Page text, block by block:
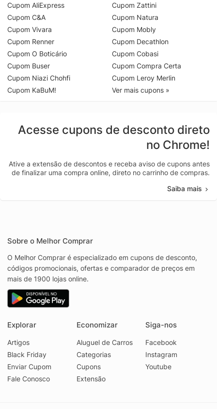
Cupom AliExpress
Cupom C&A
Cupom Vivara
Cupom Renner
Cupom O Boticário
Cupom Buser
Cupom Niazi Chohfi
Cupom KaBuM!
Cupom Zattini
Cupom Natura
Cupom Mobly
Cupom Decathlon
Cupom Cobasi
Cupom Compra Certa
Cupom Leroy Merlin
Ver mais cupons »
Acesse cupons de desconto direto
no Chrome!
Ative a extensão de descontos e receba aviso de cupons antes
de finalizar uma compra online, direto no carrinho de compras.
Saiba mais
Sobre o Melhor Comprar
O Melhor Comprar é especializado em cupons de desconto,
códigos promocionais, ofertas e comparador de preços em
mais de 1900 lojas online.
Explorar
Artigos
Black Friday
Enviar Cupom
Fale Conosco
Economizar
Aluguel de Carros
Categorias
Cupons
Extensão
Siga-nos
Facebook
Instagram
Youtube